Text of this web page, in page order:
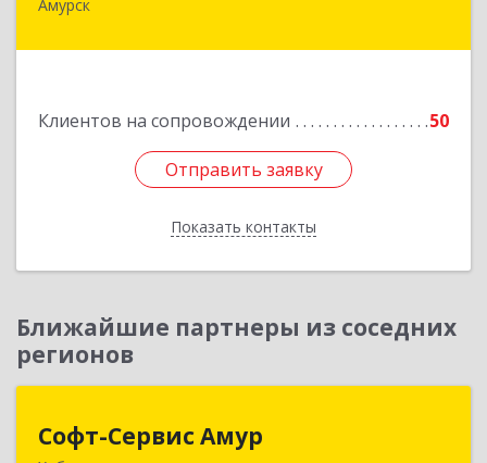
Амурск
Клиентов на сопровождении 50
Отправить заявку
Показать контакты
682640, Хабаровский край, Амурск г, Мира пр-
Отправить заявку
Назад
Ближайшие партнеры из соседних
регионов
Софт-Сервис Амур